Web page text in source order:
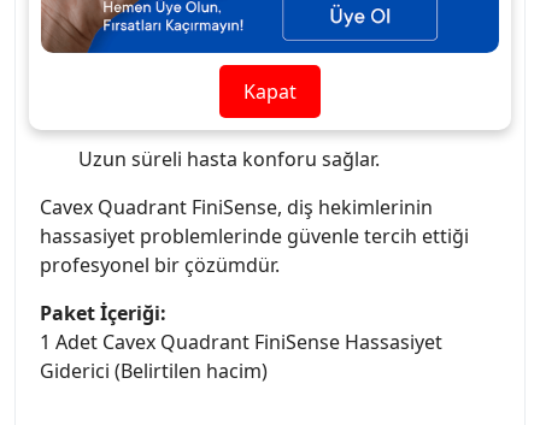
Beyazlatma, temizlik ve restoratif işlemler
sonrası ideal kullanım.
Kolay ve hızlı klinik uygulama.
Uzun süreli hasta konforu sağlar.
Cavex Quadrant FiniSense, diş hekimlerinin
hassasiyet problemlerinde güvenle tercih ettiği
profesyonel bir çözümdür.
Paket İçeriği:
1 Adet Cavex Quadrant FiniSense Hassasiyet
Giderici (Belirtilen hacim)
Kapat